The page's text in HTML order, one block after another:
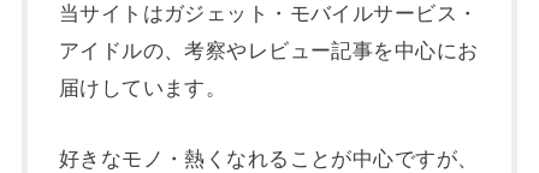
当サイトはガジェット・モバイルサービス・
アイドルの、考察やレビュー記事を中心にお
届けしています。
好きなモノ・熱くなれることが中心ですが、